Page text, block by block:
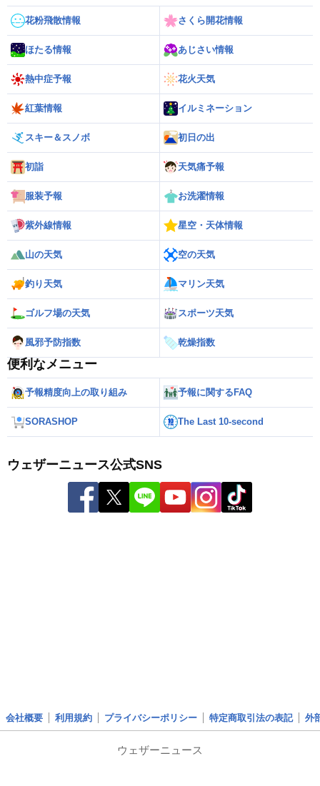
花粉飛散情報 さくら開花情報
ほたる情報 あじさい情報
熱中症予報 花火天気
紅葉情報 イルミネーション
スキー＆スノボ 初日の出
初詣 天気痛予報
服装予報 お洗濯情報
紫外線情報 星空・天体情報
山の天気 空の天気
釣り天気 マリン天気
ゴルフ場の天気 スポーツ天気
風邪予防指数 乾燥指数
便利なメニュー
予報精度向上の取り組み 予報に関するFAQ
SORASHOP The Last 10-second
ウェザーニュース公式SNS
会社概要 利用規約 プライバシーポリシー 特定商取引法の表記 外
ウェザーニュース